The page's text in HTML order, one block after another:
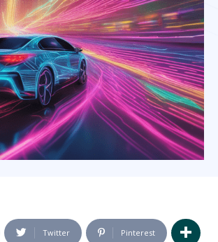
Twitter Pinterest